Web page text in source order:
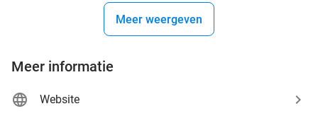
Meer weergeven
Meer informatie
Website